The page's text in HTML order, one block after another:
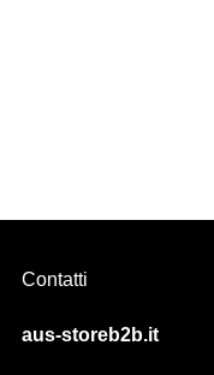
Contatti
aus-storeb2b.it